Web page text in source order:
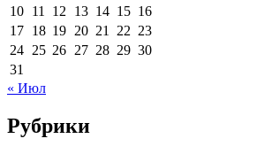
10 11 12 13 14 15 16
17 18 19 20 21 22 23
24 25 26 27 28 29 30
31
« Июл
Рубрики